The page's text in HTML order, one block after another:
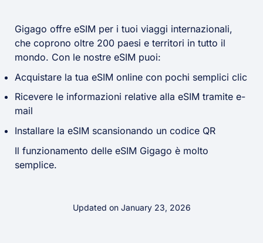
Gigago offre eSIM per i tuoi viaggi internazionali,
che coprono oltre 200 paesi e territori in tutto il
mondo. Con le nostre eSIM puoi:
Acquistare la tua eSIM online con pochi semplici clic
Ricevere le informazioni relative alla eSIM tramite e-
mail
Installare la eSIM scansionando un codice QR
Il funzionamento delle eSIM Gigago è molto
semplice.
Updated on January 23, 2026